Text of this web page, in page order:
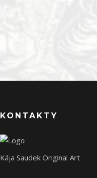
KONTAKTY
Kája Saudek Original Art